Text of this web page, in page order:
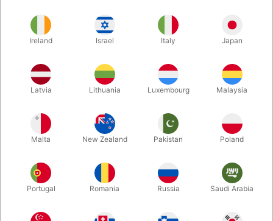
Forstør
DKK 35,00/ stkinkl. moms
Køb nu Gem
Ireland Israel Italy Japan
Latvia Lithuania Luxembourg Malaysia
Malta New Zealand Pakistan Poland
Portugal Romania Russia Saudi Arabia